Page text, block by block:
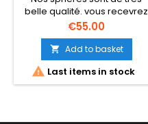
belle qualité. vous recevrez
une similaire aux photos.
Diamètre 6 cm poids moyen
500 a 550 gr Origine Brésil
Price
€55.00
 Add to basket
 Last items in stock